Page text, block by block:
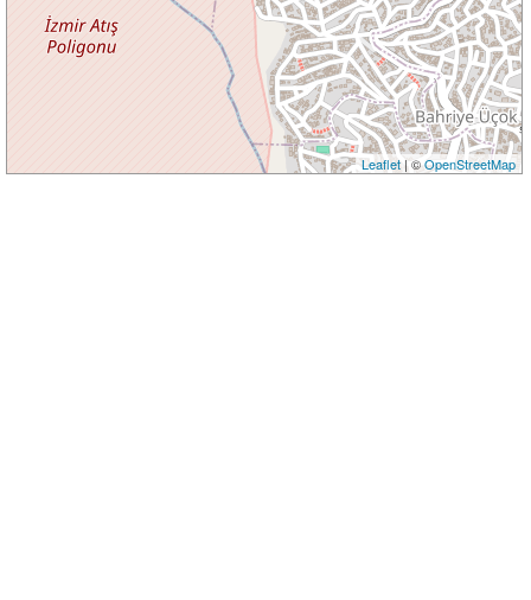
Leaflet| ©OpenStreetMap